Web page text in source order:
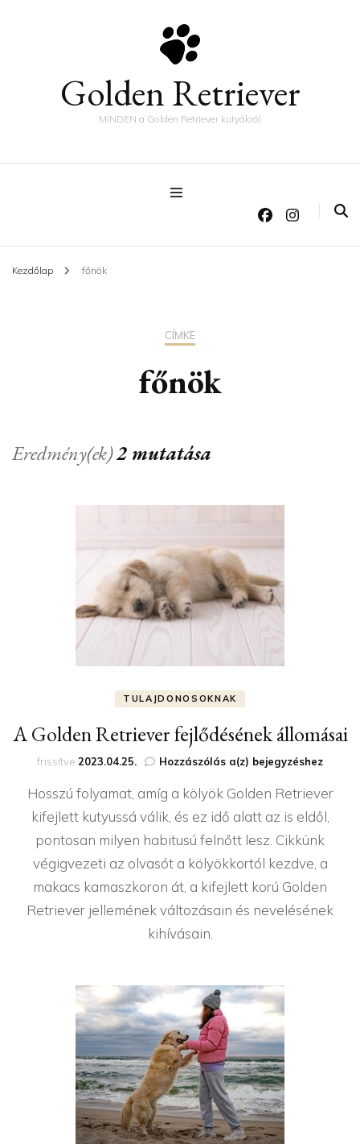
Golden Retriever
MINDEN a Golden Retriever kutyákról
Kezdőlap főnök
CÍMKE
főnök
Eredmény(ek)2 mutatása
TULAJDONOSOKNAK
A Golden Retriever fejlődésének állomásai
frissítve 2023.04.25. Hozzászólás a(z) A
Retriever
fejlődésének
állomásai
bejegyzéshez
Hosszú folyamat, amíg a kölyök Golden Retriever
kifejlett kutyussá válik, és ez idő alatt az is eldől,
pontosan milyen habitusú felnőtt lesz. Cikkünk
végigvezeti az olvasót a kölyökkortól kezdve, a
makacs kamaszkoron át, a kifejlett korú Golden
Retriever jellemének változásain és nevelésének
kihívásain.